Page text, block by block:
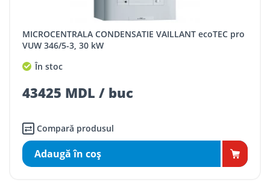
MICROCENTRALA CONDENSATIE VAILLANT ecoTEC pro
VUW 346/5-3, 30 kW
În stoc
43425 MDL / buc
Compară produsul
Adaugă în coş